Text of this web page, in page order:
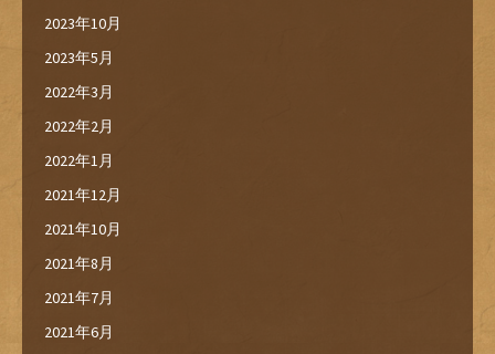
2023年10月
2023年5月
2022年3月
2022年2月
2022年1月
2021年12月
2021年10月
2021年8月
2021年7月
2021年6月